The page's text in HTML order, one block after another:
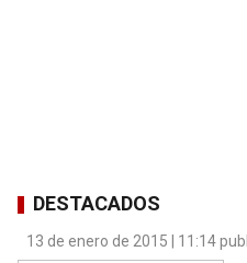
DESTACADOS
13 de enero de 2015 | 11:14